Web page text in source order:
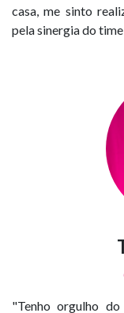
casa, me sinto
pela sinergia do
"Tenho orgulho